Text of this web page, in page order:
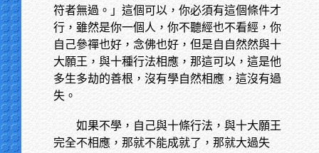
符者無過。」這個可以，你必須有這個條件才
行，雖然是你一個人，你不聽經也不看經，你
自己參禪也好，念佛也好，但是自自然然與十
大願王，與十種行法相應，那這可以，這是他
多生多劫的善根，沒有學自然相應，這沒有過
失。
如果不學，自己與十條行法，與十大願王
完全不相應，那就不能成就了，那就大過失